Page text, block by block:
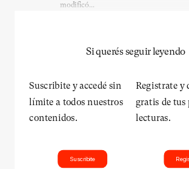
modificó...
Si querés seguir leyendo
Suscribite y accedé sin
límite a todos nuestros
contenidos.
Suscribite
Registrate y
gratis de tus
lecturas.